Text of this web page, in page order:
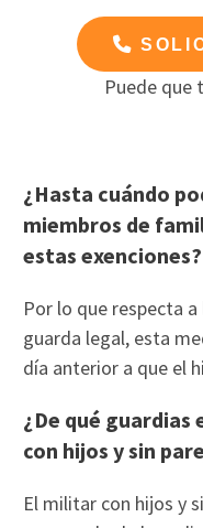
Puede que
¿Hasta cuándo
miembros de
estas exenciones?
Por lo que respecta
guarda legal, esta
día anterior a que el
¿De qué
con hijos y sin
El militar con hijos y